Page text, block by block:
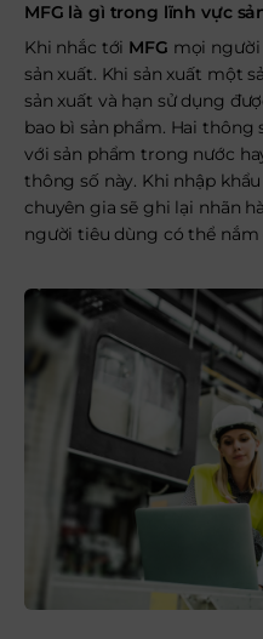
MFG là gì trong lĩnh vực
Khi nhắc tới MFG mọi
sản xuất. Khi sản xuất một
sản xuất và hạn sử dụng
bao bì sản phẩm. Hai thông
với sản phẩm trong nước
thông số này. Khi nhập
chuyên gia sẽ ghi lại nhãn
người tiêu dùng có thể